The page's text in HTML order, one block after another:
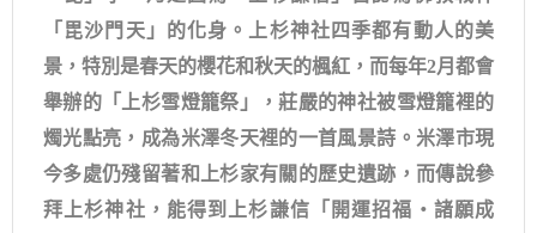
「毘沙門天」的化身。上杉神社四季都有動人的美
景，特別是春天的櫻花和秋天的楓紅，而每年2月都會
舉辦的「上杉雪燈籠祭」，莊嚴的神社被雪燈籠裡的
燭光點亮，成為米澤冬天裡的一首風景詩。米澤市現
今多處仍殘留著和上杉家有關的歷史遺跡，而傳說參
拜上杉神社，能得到上杉謙信「開運招福・諸願成